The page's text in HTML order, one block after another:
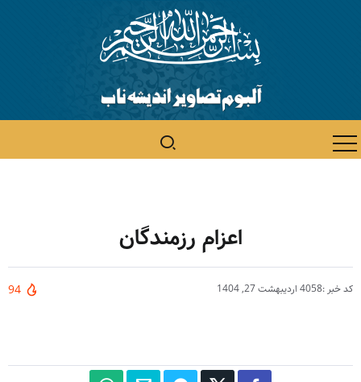
اعزام رزمندگان
کد خبر :4058 اردیبهشت 27, 1404 94